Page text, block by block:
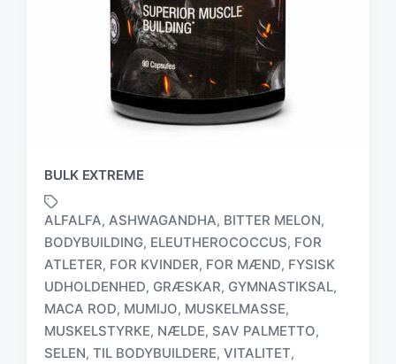
BULK EXTREME
a
g
g
ALFALFA, ASHWAGANDHA, BITTER MELON,
BODYBUILDING, ELEUTHEROCOCCUS, FOR
ATLETER, FOR KVINDER, FOR MÆND, FYSISK
UDHOLDENHED, GRÆSKAR, GYMNASTIKSAL,
MACA ROD, MUMIJO, MUSKELMASSE,
MUSKELSTYRKE, NÆLDE, SAV PALMETTO,
SELEN, TIL BODYBUILDERE, VITALITET,